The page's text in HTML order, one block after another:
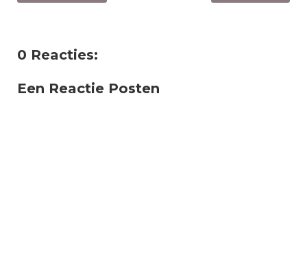
0 Reacties:
Een Reactie Posten